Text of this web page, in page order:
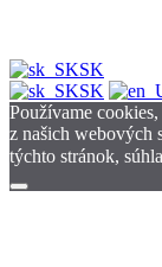
SK
SK
Používame
z našich webových
týchto stránok,